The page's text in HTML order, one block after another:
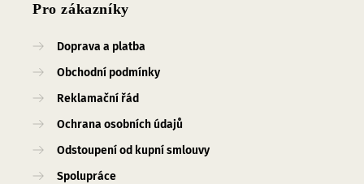
Pro zákazníky
Doprava a platba
Obchodní podmínky
Reklamační řád
Ochrana osobních údajů
Odstoupení od kupní smlouvy
Spolupráce